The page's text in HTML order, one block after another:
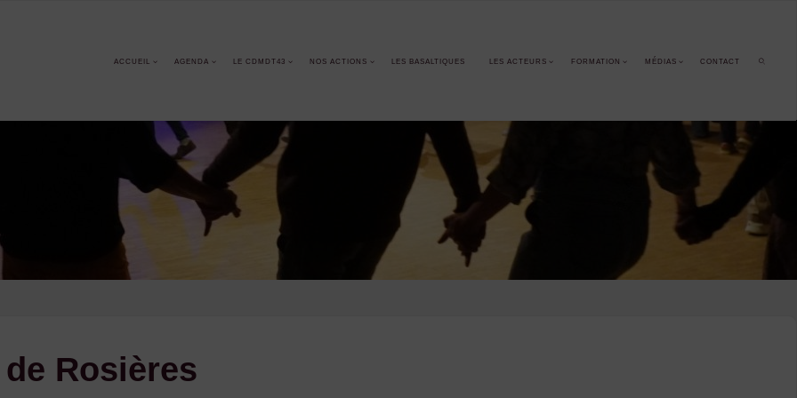
ACCUEIL AGENDA LE CDMDT43 NOS ACTIONS LES BASALTIQUES LES ACTEURS FORMATION MÉDIAS CONTACT
Rosières